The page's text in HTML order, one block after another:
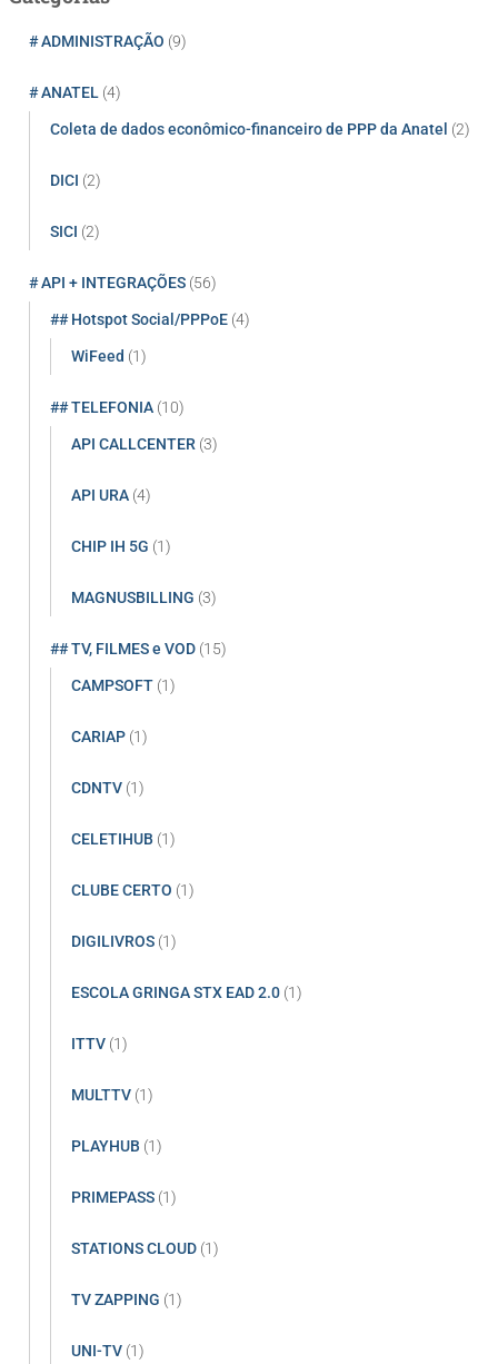
i
# ADMINISTRAÇÃO (9)
# ANATEL (4)
Coleta de dados econômico-financeiro de PPP da Anatel (2)
DICI (2)
SICI (2)
# API + INTEGRAÇÕES (56)
## Hotspot Social/PPPoE (4)
WiFeed (1)
## TELEFONIA (10)
API CALLCENTER (3)
API URA (4)
CHIP IH 5G (1)
MAGNUSBILLING (3)
## TV, FILMES e VOD (15)
CAMPSOFT (1)
CARIAP (1)
CDNTV (1)
CELETIHUB (1)
CLUBE CERTO (1)
DIGILIVROS (1)
ESCOLA GRINGA STX EAD 2.0 (1)
ITTV (1)
MULTTV (1)
PLAYHUB (1)
PRIMEPASS (1)
STATIONS CLOUD (1)
TV ZAPPING (1)
UNI-TV (1)